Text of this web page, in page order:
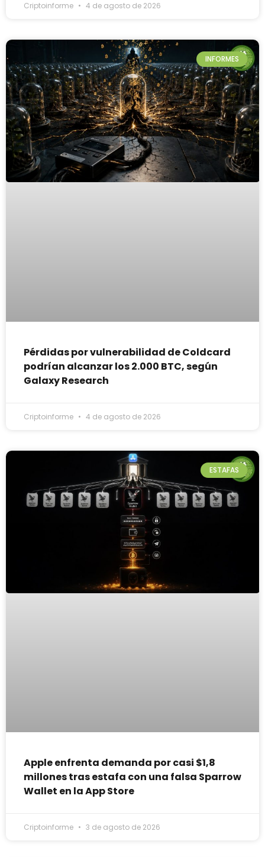
Criptoinforme 4 de agosto de 2026
INFORMES
Pérdidas por vulnerabilidad de Coldcard
podrían alcanzar los 2.000 BTC, según
Galaxy Research
Criptoinforme 4 de agosto de 2026
ESTAFAS
Apple enfrenta demanda por casi $1,8
millones tras estafa con una falsa Sparrow
Wallet en la App Store
Criptoinforme 3 de agosto de 2026